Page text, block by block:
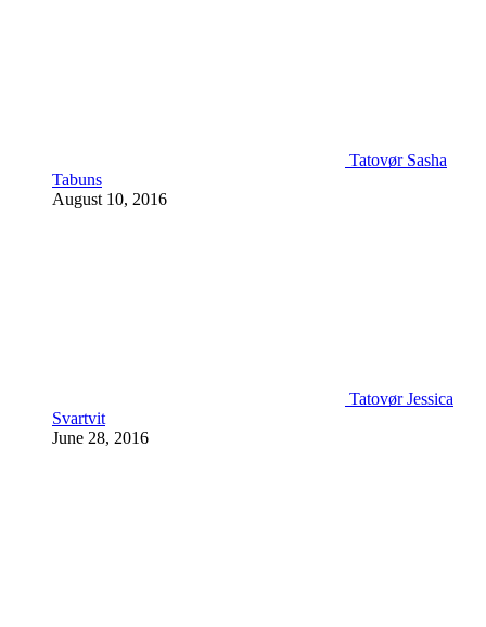
Tatovør Sasha
Tabuns
August 10, 2016
Tatovør Jessica
Svartvit
June 28, 2016